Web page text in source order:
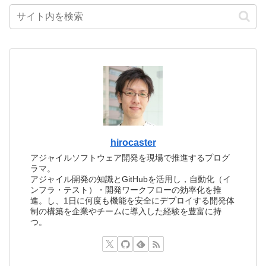
hirocaster
アジャイルソフトウェア開発を現場で推進するプログ
ラマ。
アジャイル開発の知識とGitHubを活用し，自動化（イ
ンフラ・テスト）・開発ワークフローの効率化を推
進。し、1日に何度も機能を安全にデプロイする開発体
制の構築を企業やチームに導入した経験を豊富に持
つ。